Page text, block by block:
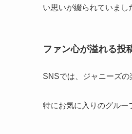
い思いが綴られていまし
ファン心が溢れる投
SNSでは、ジャニーズの
特にお気に入りのグルー